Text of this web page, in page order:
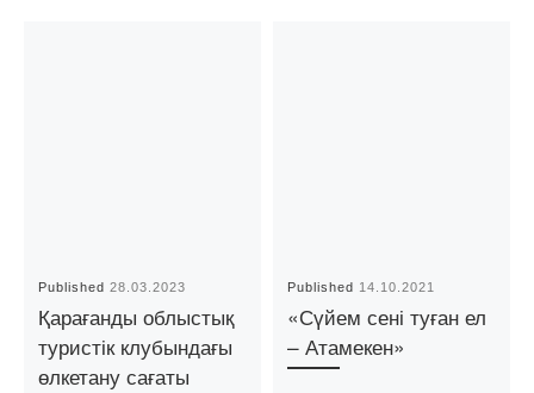
Published28.03.2023
Қарағанды облыстық
туристік клубындағы
өлкетану сағаты
Published 14.10.2021
«Сүйем сені туған ел
– Атамекен»